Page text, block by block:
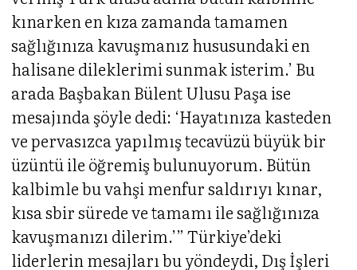
kınarken en kıza zamanda tamamen
sağlığınıza kavuşmanız hususundaki en
halisane dileklerimi sunmak isterim.’ Bu
arada Başbakan Bülent Ulusu Paşa ise
mesajında şöyle dedi: ‘Hayatınıza kasteden
ve pervasızca yapılmış tecavüzü büyük bir
üzüntü ile öğremiş bulunuyorum. Bütün
kalbimle bu vahşi menfur saldırıyı kınar,
kısa sbir sürede ve tamamı ile sağlığınıza
kavuşmanızı dilerim.’” Türkiye’deki
liderlerin mesajları bu yöndeydi, Dış İşleri